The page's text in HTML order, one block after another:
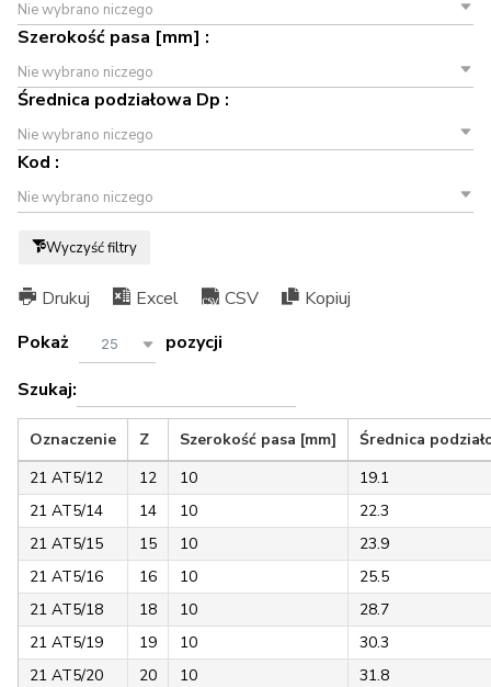
Nie wybrano niczego
Szerokość pasa [mm] :
Nie wybrano niczego
Średnica podziałowa Dp :
Nie wybrano niczego
Kod :
Nie wybrano niczego
Wyczyść filtry
Drukuj Excel CSV
Kopiuj
Pokaż
25
pozycji
Szukaj:
Oznaczenie Z Szerokość pasa [mm]
Średnica
21 AT5/12
12 10
19.1
21 AT5/14
14 10
22.3
21 AT5/15
15 10
23.9
21 AT5/16
16 10
25.5
21 AT5/18
18 10
28.7
21 AT5/19
19 10
30.3
21 AT5/20
20 10
31.8